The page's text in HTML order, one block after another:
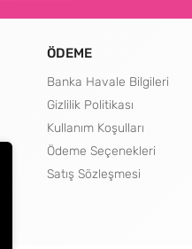
ÖDEME
Banka Havale Bilgileri
Gizlilik Politikası
Kullanım Koşulları
Ödeme Seçenekleri
Satış Sözleşmesi